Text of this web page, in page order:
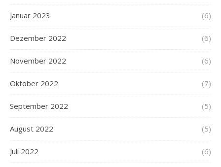
Januar 2023 (6)
Dezember 2022 (6)
November 2022 (6)
Oktober 2022 (7)
September 2022 (5)
August 2022 (5)
Juli 2022 (6)